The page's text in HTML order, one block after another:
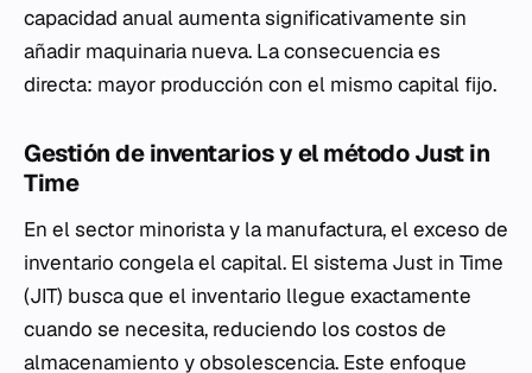
capacidad anual aumenta significativamente sin
añadir maquinaria nueva. La consecuencia es
directa: mayor producción con el mismo capital fijo.
Gestión de inventarios y el método Just in
Time
En el sector minorista y la manufactura, el exceso de
inventario congela el capital. El sistema Just in Time
(JIT) busca que el inventario llegue exactamente
cuando se necesita, reduciendo los costos de
almacenamiento y obsolescencia. Este enfoque